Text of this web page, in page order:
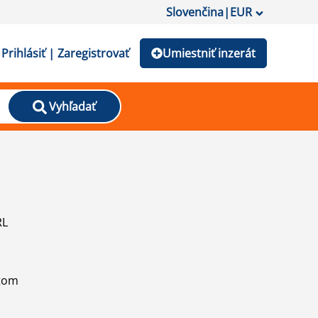
Slovenčina|EUR
Prihlásiť | Zaregistrovať Umiestniť inzerát
Vyhľadať